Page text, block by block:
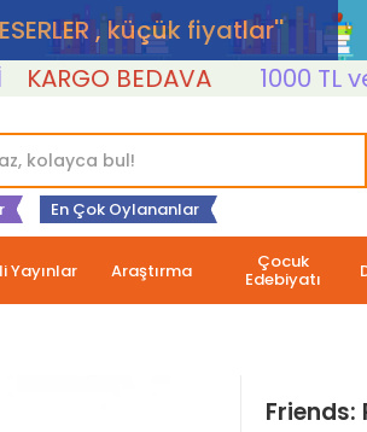
, küçük fiyatlar''
BEDAVA 1000 TL ve
En Çok Oylananlar
Yayınlar Araştırma Çocuk
Edebiyatı
Friends: